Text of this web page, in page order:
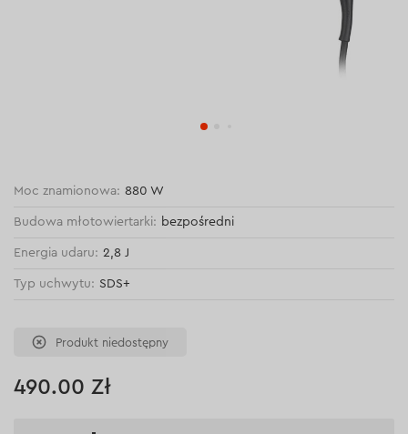
Moc znamionowa: 880 W
Budowa młotowiertarki: bezpośredni
Energia udaru: 2,8 J
Typ uchwytu: SDS+
Produkt niedostępny
490.00 Zł